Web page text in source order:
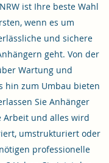
ist Ihre beste Wahl
wenn es um
und sichere
geht. Von der
Wartung und
hin zum Umbau bieten
Sie Anhänger
Arbeit und alles wird
umstrukturiert oder
professionelle